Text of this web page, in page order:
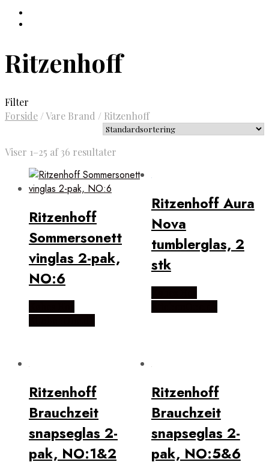
Ritzenhoff
Filter
Forside /Vare Brand / Ritzenhoff
Viser 1–25 af 36 resultater
Ritzenhoff
Sommersonett
vinglas 2-pak,
NO:6
Ritzenhoff Aura
Nova
tumblerglas, 2
stk
Ritzenhoff
Brauchzeit
snapseglas 2-
pak, NO:1&2
Ritzenhoff
Brauchzeit
snapseglas 2-
pak, NO:5&6